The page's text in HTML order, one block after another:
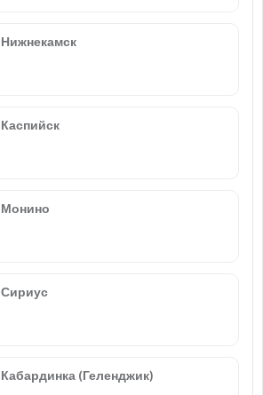
Нижнекамск
Каспийск
Монино
Сириус
Кабардинка (Геленджик)